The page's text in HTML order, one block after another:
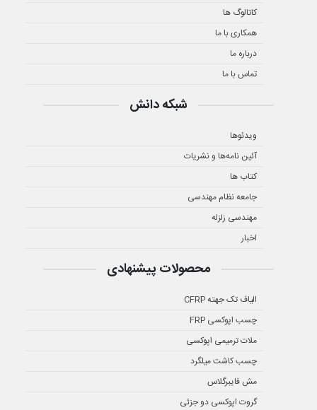
کاتالوگ ها
همکاری با ما
درباره ما
تماس با ما
شبکه دانش
ویدئوها
آئین نامه‌ها و نشریات
کتاب ها
جامعه نظام مهندسی
مهندسی زلزله
اخبار
محصولات پیشنهادی
الیاف تک جهته CFRP
چسب اپوکسی FRP
ملات ترمیمی اپوکسی
چسب کاشت میلگرد
مش فایبرگلاس
گروت اپوکسی دو جزئی